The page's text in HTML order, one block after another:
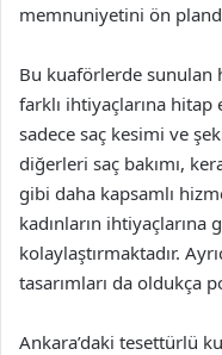
memnuniyetini ön
Bu kuaförlerde sunulan
farklı ihtiyaçlarına
sadece saç kesimi ve
diğerleri saç bakımı,
gibi daha kapsamlı
kadınların ihtiyaçlarına
kolaylaştırmaktadır.
tasarımları da oldukça
Ankara’daki tesettürlü